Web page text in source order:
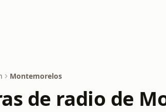
Montemorelos
de radio de